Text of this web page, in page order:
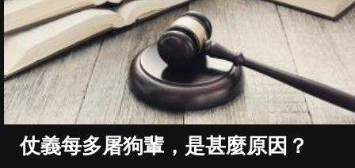
仗義每多屠狗輩，是甚麼原因？